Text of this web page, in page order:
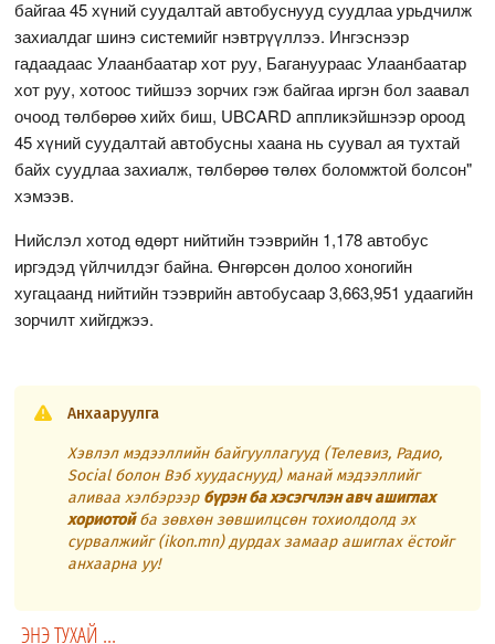
байгаа 45 хүний суудалтай автобуснууд суудлаа урьдчилж
захиалдаг шинэ системийг нэвтрүүллээ. Ингэснээр
гадаадаас Улаанбаатар хот руу, Багануураас Улаанбаатар
хот руу, хотоос тийшээ зорчих гэж байгаа иргэн бол заавал
очоод төлбөрөө хийх биш, UBCARD аппликэйшнээр ороод
45 хүний суудалтай автобусны хаана нь суувал ая тухтай
байх суудлаа захиалж, төлбөрөө төлөх боломжтой болсон"
хэмээв.
Нийслэл хотод өдөрт нийтийн тээврийн 1,178 автобус
иргэдэд үйлчилдэг байна. Өнгөрсөн долоо хоногийн
хугацаанд нийтийн тээврийн автобусаар 3,663,951 удаагийн
зорчилт хийгджээ.
Анхааруулга
Хэвлэл мэдээллийн байгууллагууд (Телевиз, Радио,
Social болон Вэб хуудаснууд) манай мэдээллийг
аливаа хэлбэрээр бүрэн ба хэсэгчлэн авч ашиглах
хориотойба зөвхөн зөвшилцсөн тохиолдолд эх
сурвалжийг (ikon.mn) дурдах замаар ашиглах ёстойг
анхаарна уу!
ЭНЭ ТУХАЙ ...